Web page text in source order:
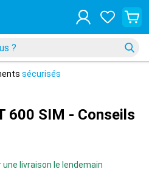
sécurisés
600 SIM - Conseils
livraison le lendemain